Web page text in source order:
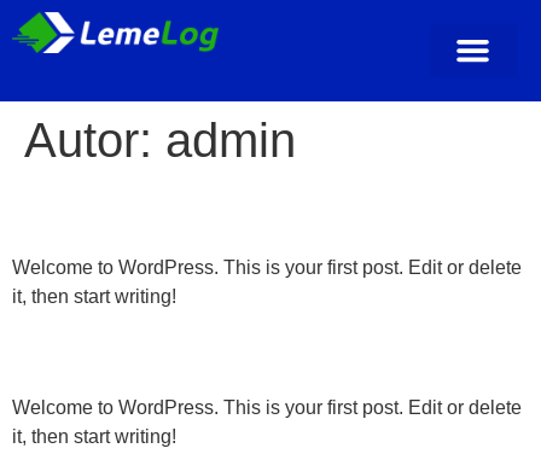
Autor: admin
Welcome to WordPress. This is your first post. Edit or delete
it, then start writing!
Welcome to WordPress. This is your first post. Edit or delete
it, then start writing!